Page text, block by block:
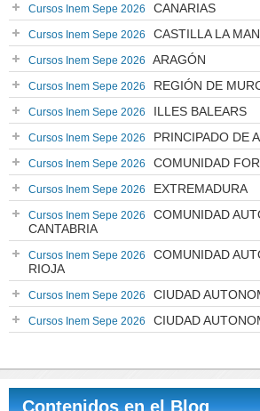
Cursos Inem Sepe 2026 CANARIAS
Cursos Inem Sepe 2026 CASTILLA LA
Cursos Inem Sepe 2026 ARAGÓN
Cursos Inem Sepe 2026 REGIÓN DE
Cursos Inem Sepe 2026 ILLES BALEARS
Cursos Inem Sepe 2026 PRINCIPADO DE
Cursos Inem Sepe 2026 COMUNIDAD
Cursos Inem Sepe 2026 EXTREMADURA
Cursos Inem Sepe 2026
COMUNIDAD
CANTABRIA
Cursos Inem Sepe 2026
COMUNIDAD
RIOJA
Cursos Inem Sepe 2026 CIUDAD
Cursos Inem Sepe 2026 CIUDAD
Contenidos en el Blog